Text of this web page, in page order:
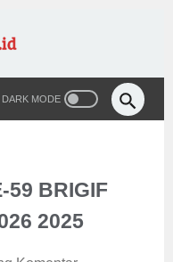
59 BRIGIF
2025